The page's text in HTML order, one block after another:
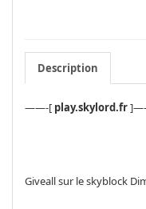
Description
——-[ play.skylord.fr
Giveall sur le skyblock